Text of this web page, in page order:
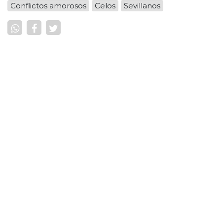
Conflictos amorosos Celos Sevillanos